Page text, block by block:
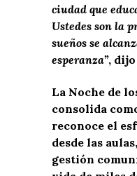
ciudad que
Ustedes son la
sueños se
esperanza”,
La Noche de
consolida
reconoce el
desde las
gestión